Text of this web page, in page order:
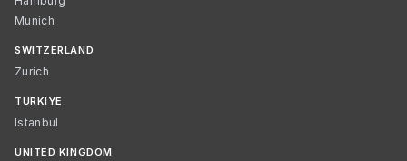
Munich
SWITZERLAND
Zurich
TÜRKIYE
Istanbul
UNITED KINGDOM